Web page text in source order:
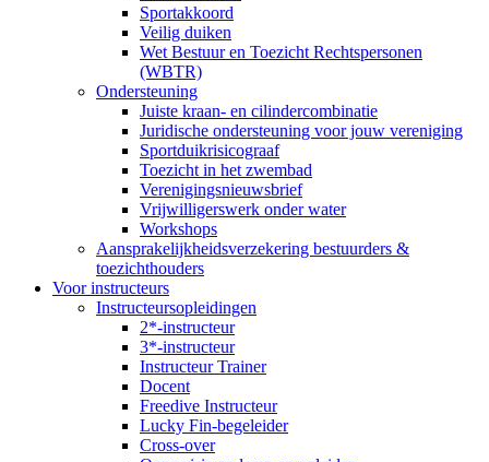
Sportakkoord
Veilig duiken
Wet Bestuur en Toezicht Rechtspersonen
(WBTR)
Ondersteuning
Juiste kraan- en cilindercombinatie
Juridische ondersteuning voor jouw vereniging
Sportduikrisicograaf
Toezicht in het zwembad
Verenigingsnieuwsbrief
Vrijwilligerswerk onder water
Workshops
Aansprakelijkheidsverzekering bestuurders &
toezichthouders
Voor instructeurs
Instructeursopleidingen
2*-instructeur
3*-instructeur
Instructeur Trainer
Docent
Freedive Instructeur
Lucky Fin-begeleider
Cross-over